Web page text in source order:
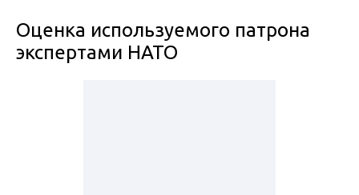
Оценка используемого патрона
экспертами НАТО